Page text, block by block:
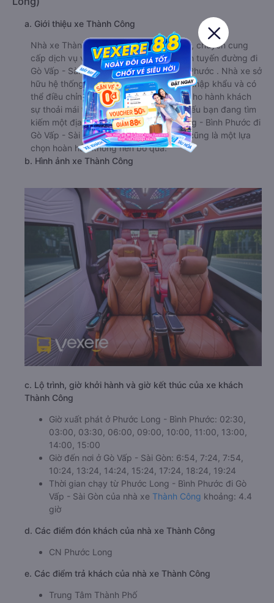
a. Giới thiệu xe Thành Công
Nhà xe Thành Công là một nhà xe uy tín, chuyên cung
cấp dịch vụ vận chuyển hành khách trên tuyến đường đi
Gò Vấp - Sài Gòn từ Phước Long - Bình Phước . Nhà xe sở
hữu hệ thống xe cao cấp, được bọc da nhập khẩu và có
thể điều chỉnh độ ngả tùy ý, mang đến cho hành khách
sự thoải mái trong suốt hành trình dài. Nếu bạn đang tìm
kiếm một địa chỉ xe khách từ Phước Long - Bình Phước đi
Gò Vấp - Sài Gòn uy tín thì Thành Công cũng là một lựa
chọn hoàn hảo không nên bỏ qua.
b. Hình ảnh xe Thành Công
c. Lộ trình, giờ khởi hành và giờ kết thúc của xe khách
Thành Công
Giờ xuất phát ở Phước Long - Bình Phước: 02:30,
03:00, 03:30, 06:00, 09:00, 10:00, 11:00, 13:00,
14:00, 15:00
Giờ đến nơi ở Gò Vấp - Sài Gòn: 6:54, 7:24, 7:54,
10:24, 13:24, 14:24, 15:24, 17:24, 18:24, 19:24
Thời gian chạy từ Phước Long - Bình Phước đi Gò
Vấp - Sài Gòn của nhà xe Thành Công khoảng: 4.4
giờ
d. Các điểm đón khách của nhà xe Thành Công
CN Phước Long
e. Các điểm trả khách của nhà xe Thành Công
Trung Tâm Thành Phố